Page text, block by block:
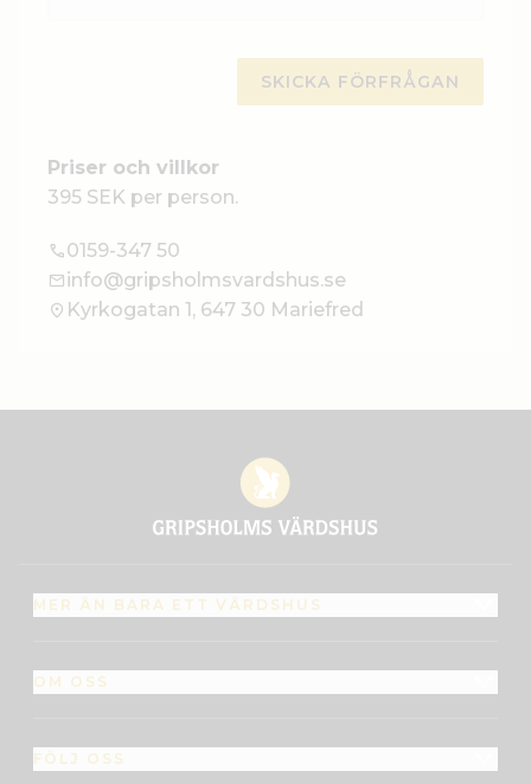
Priser och villkor
395 SEK per person.
0159-347 50
info@gripsholmsvardshus.se
Kyrkogatan 1, 647 30 Mariefred
MER ÄN BARA ETT VÄRDSHUS
OM OSS
FÖLJ OSS